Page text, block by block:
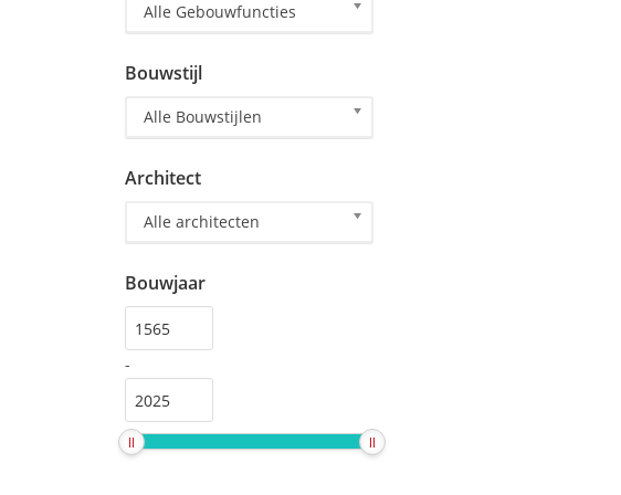
Alle Gebouwfuncties
Bouwstijl
Alle Bouwstijlen
Architect
Alle architecten
Bouwjaar
-